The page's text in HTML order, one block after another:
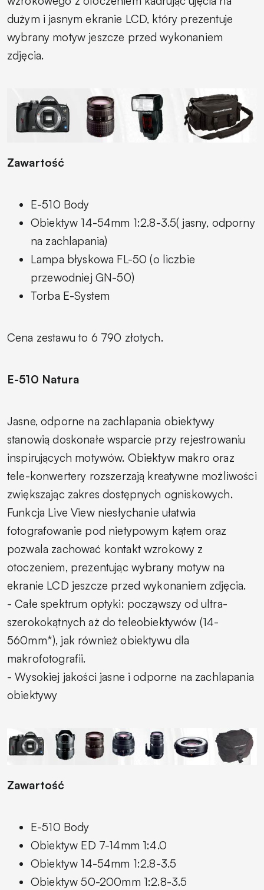
dużym i jasnym ekranie LCD, który prezentuje
wybrany motyw jeszcze przed wykonaniem
zdjęcia.
Zawartość
E-510 Body
Obiektyw 14-54mm 1:2.8-3.5( jasny, odporny
na zachlapania)
Lampa błyskowa FL-50 (o liczbie
przewodniej GN-50)
Torba E-System
Cena zestawu to 6 790 złotych.
E-510 Natura
Jasne, odporne na zachlapania obiektywy
stanowią doskonałe wsparcie przy rejestrowaniu
inspirujących motywów. Obiektyw makro oraz
tele-konwertery rozszerzają kreatywne możliwości
zwiększając zakres dostępnych ogniskowych.
Funkcja Live View niesłychanie ułatwia
fotografowanie pod nietypowym kątem oraz
pozwala zachować kontakt wzrokowy z
otoczeniem, prezentując wybrany motyw na
ekranie LCD jeszcze przed wykonaniem zdjęcia.
- Całe spektrum optyki: począwszy od ultra-
szerokokątnych aż do teleobiektywów (14-
560mm*), jak również obiektywu dla
makrofotografii.
- Wysokiej jakości jasne i odporne na zachlapania
obiektywy
Zawartość
E-510 Body
Obiektyw ED 7-14mm 1:4.0
Obiektyw 14-54mm 1:2.8-3.5
Obiektyw 50-200mm 1:2.8-3.5